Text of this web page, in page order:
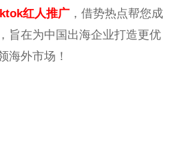
红人推广 ，借势热点帮您成
旨在为中国出海企业打造更优
海外市场！